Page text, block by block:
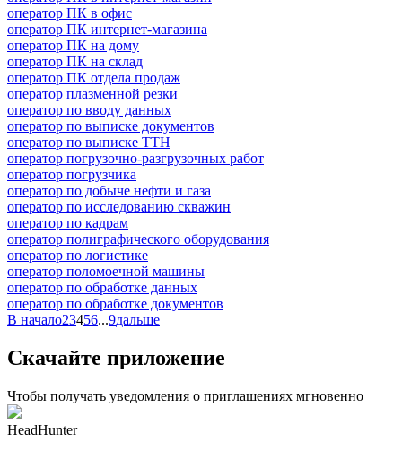
оператор ПК в офис
оператор ПК интернет-магазина
оператор ПК на дому
оператор ПК на склад
оператор ПК отдела продаж
оператор плазменной резки
оператор по вводу данных
оператор по выписке документов
оператор по выписке ТТН
оператор погрузочно-разгрузочных работ
оператор погрузчика
оператор по добыче нефти и газа
оператор по исследованию скважин
оператор по кадрам
оператор полиграфического оборудования
оператор по логистике
оператор поломоечной машины
оператор по обработке данных
оператор по обработке документов
В начало23456...9дальше
Скачайте приложение
Чтобы получать уведомления о приглашениях мгновенно
HeadHunter